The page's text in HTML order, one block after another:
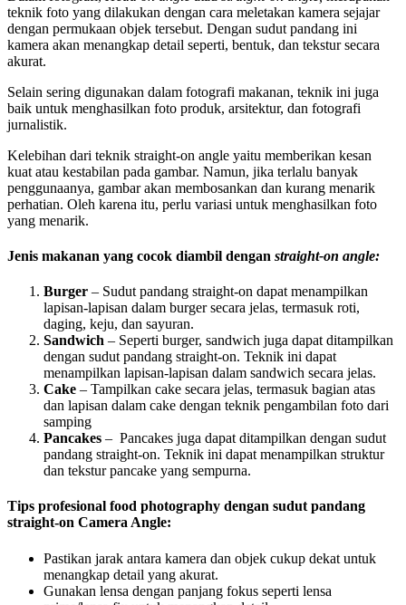
teknik foto yang dilakukan dengan cara meletakan kamera sejajar
dengan permukaan objek tersebut. Dengan sudut pandang ini
kamera akan menangkap detail seperti, bentuk, dan tekstur secara
akurat.
Selain sering digunakan dalam fotografi makanan, teknik ini juga
baik untuk menghasilkan foto produk, arsitektur, dan fotografi
jurnalistik.
Kelebihan dari teknik straight-on angle yaitu memberikan kesan
kuat atau kestabilan pada gambar. Namun, jika terlalu banyak
penggunaanya, gambar akan membosankan dan kurang menarik
perhatian. Oleh karena itu, perlu variasi untuk menghasilkan foto
yang menarik.
Jenis makanan yang cocok diambil dengan straight-on angle:
Burger – Sudut pandang straight-on dapat menampilkan
lapisan-lapisan dalam burger secara jelas, termasuk roti,
daging, keju, dan sayuran.
Sandwich – Seperti burger, sandwich juga dapat ditampilkan
dengan sudut pandang straight-on. Teknik ini dapat
menampilkan lapisan-lapisan dalam sandwich secara jelas.
Cake – Tampilkan cake secara jelas, termasuk bagian atas
dan lapisan dalam cake dengan teknik pengambilan foto dari
samping
Pancakes – Pancakes juga dapat ditampilkan dengan sudut
pandang straight-on. Teknik ini dapat menampilkan struktur
dan tekstur pancake yang sempurna.
Tips profesional food photography dengan sudut pandang
straight-on Camera Angle:
Pastikan jarak antara kamera dan objek cukup dekat untuk
menangkap detail yang akurat.
Gunakan lensa dengan panjang fokus seperti lensa